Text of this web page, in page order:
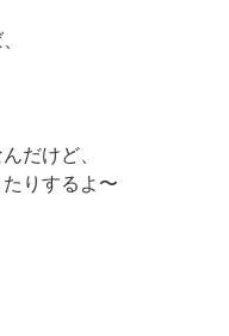
だけど、
りするよ〜